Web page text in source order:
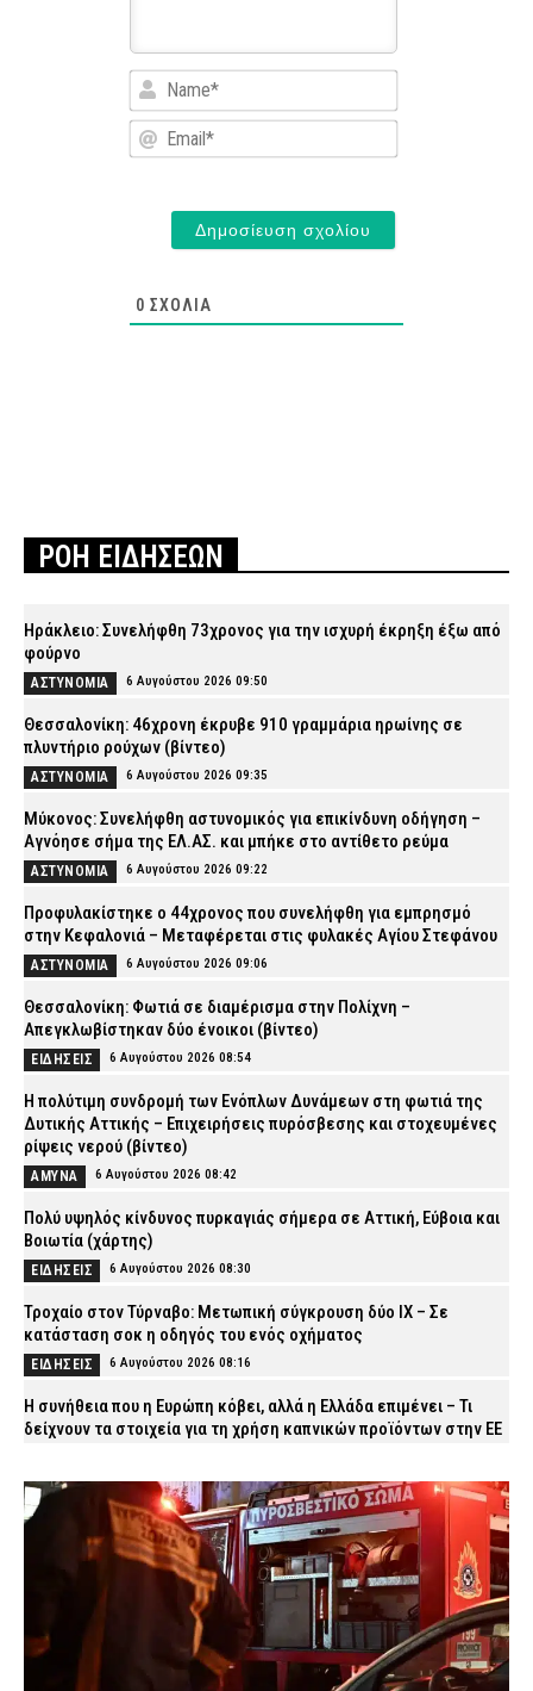
Name*
Email*
0 ΣΧΌΛΙΑ
ΡΟΗ ΕΙΔΗΣΕΩΝ
Ηράκλειο: Συνελήφθη 73χρονος για την ισχυρή έκρηξη έξω από
φούρνο
ΑΣΤΥΝΟΜΙΑ 6 Αυγούστου 2026 09:50
Θεσσαλονίκη: 46χρονη έκρυβε 910 γραμμάρια ηρωίνης σε
πλυντήριο ρούχων (βίντεο)
ΑΣΤΥΝΟΜΙΑ 6 Αυγούστου 2026 09:35
Μύκονος: Συνελήφθη αστυνομικός για επικίνδυνη οδήγηση –
Αγνόησε σήμα της ΕΛ.ΑΣ. και μπήκε στο αντίθετο ρεύμα
ΑΣΤΥΝΟΜΙΑ 6 Αυγούστου 2026 09:22
Προφυλακίστηκε ο 44χρονος που συνελήφθη για εμπρησμό
στην Κεφαλονιά – Μεταφέρεται στις φυλακές Αγίου Στεφάνου
ΑΣΤΥΝΟΜΙΑ 6 Αυγούστου 2026 09:06
Θεσσαλονίκη: Φωτιά σε διαμέρισμα στην Πολίχνη –
Απεγκλωβίστηκαν δύο ένοικοι (βίντεο)
ΕΙΔΗΣΕΙΣ 6 Αυγούστου 2026 08:54
H πολύτιμη συνδρομή των Ενόπλων Δυνάμεων στη φωτιά της
Δυτικής Αττικής – Επιχειρήσεις πυρόσβεσης και στοχευμένες
ρίψεις νερού (βίντεο)
ΑΜΥΝΑ 6 Αυγούστου 2026 08:42
Πολύ υψηλός κίνδυνος πυρκαγιάς σήμερα σε Αττική, Εύβοια και
Βοιωτία (χάρτης)
ΕΙΔΗΣΕΙΣ 6 Αυγούστου 2026 08:30
Τροχαίο στον Τύρναβο: Μετωπική σύγκρουση δύο ΙΧ – Σε
κατάσταση σοκ η οδηγός του ενός οχήματος
ΕΙΔΗΣΕΙΣ 6 Αυγούστου 2026 08:16
Η συνήθεια που η Ευρώπη κόβει, αλλά η Ελλάδα επιμένει – Τι
δείχνουν τα στοιχεία για τη χρήση καπνικών προϊόντων στην ΕΕ
ΔΥΠΑ: Άνοιξαν οι αιτήσεις για 8.000 νέες επιδοτούμενες θέσεις
εργασίας για ανέργους άνω των 55 ετών
6 Αυγούστου 2026 07:50
Κυψέλη: Απολογείται ο 26χρονος για τη δολοφονία της
38χρονης Βρετανίδας – Επιμένει ότι είναι αθώος
ΔΙΚΑΙΟΣΥΝΗ 6 Αυγούστου 2026 07:40